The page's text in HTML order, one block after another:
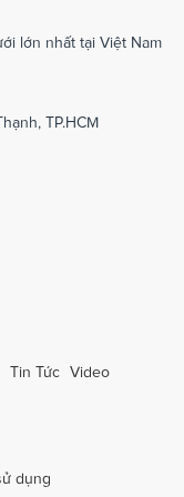
tại Nghệ An
tại Phú Thọ
tại Sơn La
tại Thanh Hóa
tại Trà Vinh
tại Vĩnh Long
lớn nhất tại Việt Nam
TP.HCM
Tin Tức Video
dụng